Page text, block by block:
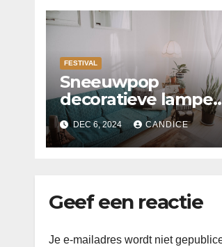
FESTIVAL
Sneeuwpop
decoratieve
perfect voor Kerst
DEC 6, 2024 CANDICE
Geef een reactie
Je e-mailadres wordt niet